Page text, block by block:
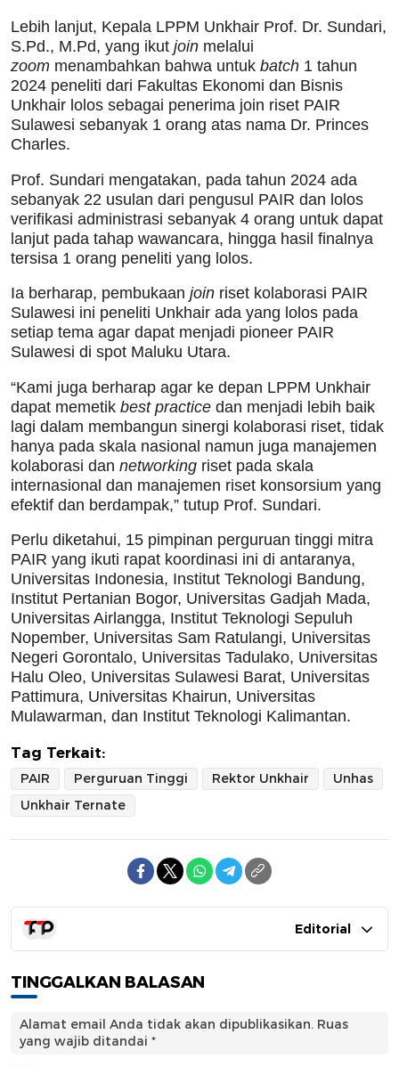
Lebih lanjut, Kepala LPPM Unkhair Prof. Dr. Sundari,
S.Pd., M.Pd, yang ikut join melalui
zoom menambahkan bahwa untuk batch 1 tahun
2024 peneliti dari Fakultas Ekonomi dan Bisnis
Unkhair lolos sebagai penerima join riset PAIR
Sulawesi sebanyak 1 orang atas nama Dr. Princes
Charles.
Prof. Sundari mengatakan, pada tahun 2024 ada
sebanyak 22 usulan dari pengusul PAIR dan lolos
verifikasi administrasi sebanyak 4 orang untuk dapat
lanjut pada tahap wawancara, hingga hasil finalnya
tersisa 1 orang peneliti yang lolos.
Ia berharap, pembukaan join riset kolaborasi PAIR
Sulawesi ini peneliti Unkhair ada yang lolos pada
setiap tema agar dapat menjadi pioneer PAIR
Sulawesi di spot Maluku Utara.
“Kami juga berharap agar ke depan LPPM Unkhair
dapat memetik best practice dan menjadi lebih baik
lagi dalam membangun sinergi kolaborasi riset, tidak
hanya pada skala nasional namun juga manajemen
kolaborasi dan networking riset pada skala
internasional dan manajemen riset konsorsium yang
efektif dan berdampak,” tutup Prof. Sundari.
Perlu diketahui, 15 pimpinan perguruan tinggi mitra
PAIR yang ikuti rapat koordinasi ini di antaranya,
Universitas Indonesia, Institut Teknologi Bandung,
Institut Pertanian Bogor, Universitas Gadjah Mada,
Universitas Airlangga, Institut Teknologi Sepuluh
Nopember, Universitas Sam Ratulangi, Universitas
Negeri Gorontalo, Universitas Tadulako, Universitas
Halu Oleo, Universitas Sulawesi Barat, Universitas
Pattimura, Universitas Khairun, Universitas
Mulawarman, dan Institut Teknologi Kalimantan.
Tag Terkait:
PAIR Perguruan Tinggi Rektor Unkhair
Unhas
Unkhair Ternate
Editorial
TINGGALKAN BALASAN
Alamat email Anda tidak akan dipublikasikan. Ruas
yang wajib ditandai *